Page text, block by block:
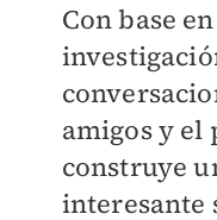
Con base
amigos y
construye
interesante